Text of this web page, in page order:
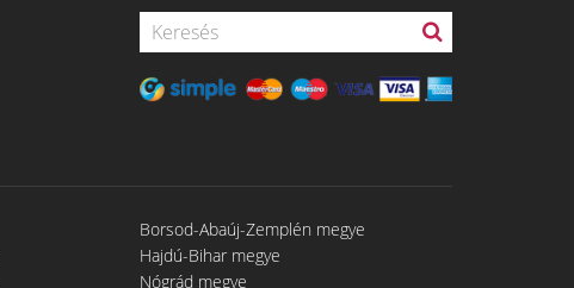
Borsod-Abaúj-Zemplén megye
Hajdú-Bihar megye
Nógrád megye